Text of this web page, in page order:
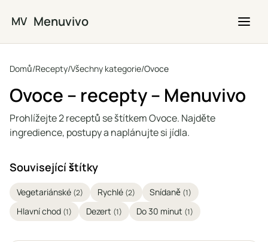
MV Menuvivo
Domů/Recepty/Všechny kategorie/Ovoce
Ovoce – recepty – Menuvivo
Prohlížejte 2 receptů se štítkem Ovoce. Najděte
ingredience, postupy a naplánujte si jídla.
Související štítky
Vegetariánské (2) Rychlé (2) Snídaně (1)
Hlavní chod (1) Dezert (1) Do 30 minut (1)